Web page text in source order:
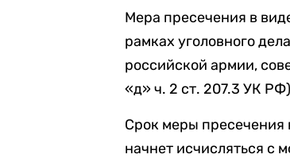
Мера пресечения в
рамках уголовного
российской армии,
«д» ч. 2 ст. 207.3 УК
Срок меры пресечения
начнет исчисляться с